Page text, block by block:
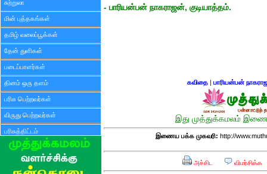
சுற்றுலா
மின் புத்தகங்கள்
தமிழ் வலைப்பூக்கள்
தேன் துளிகள்
படைப்பாளர்கள்
தினம் ஒரு தளம்
பரிசு பெற்றவர்கள்
விருது பெற்றவர்கள்
பரிசுத்திட்டம்
- பாரியன்பன் நாகராஜன், குடியாத்தம்.
கவிதை| பாரியன்பன்
இது முத்துக்கமலம்
இணைய பக்க முகவரி: http://
அச்சிட விமர்சிக்க